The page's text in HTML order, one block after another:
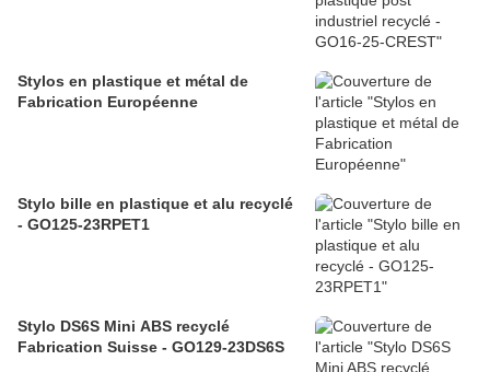
Stylos en plastique et métal de
Fabrication Européenne
Stylo bille en plastique et alu recyclé
- GO125-23RPET1
Stylo DS6S Mini ABS recyclé
Fabrication Suisse - GO129-23DS6S